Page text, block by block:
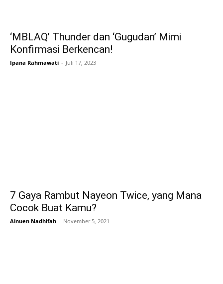
‘MBLAQ’ Thunder dan ‘Gugudan’ Mimi
Konfirmasi Berkencan!
Ipana Rahmawati - Juli 17, 2023
7 Gaya Rambut Nayeon Twice, yang Mana
Cocok Buat Kamu?
Ainuen Nadhifah - November 5, 2021